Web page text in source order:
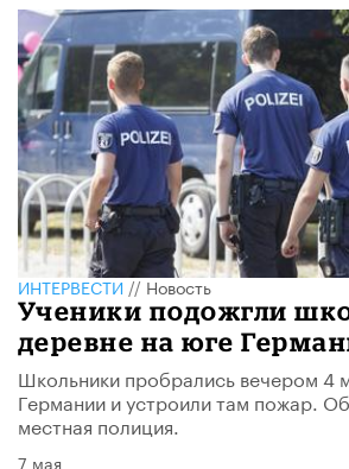
ИНТЕРВЕСТИ//Новость
Ученики подожгли
деревне на юге
Школьники пробрались вечером 4
Германии и устроили там пожар.
местная полиция.
7 мая